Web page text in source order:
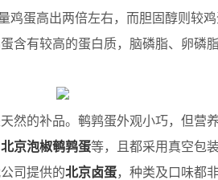
鸡蛋高出两倍左右，而胆固醇则较
含有较高的蛋白质，脑磷脂、卵磷
然的补品。鹌鹑蛋外观小巧，但营
北京泡椒鹌鹑蛋等，且都采用真空包
司提供的北京卤蛋，种类及口味都